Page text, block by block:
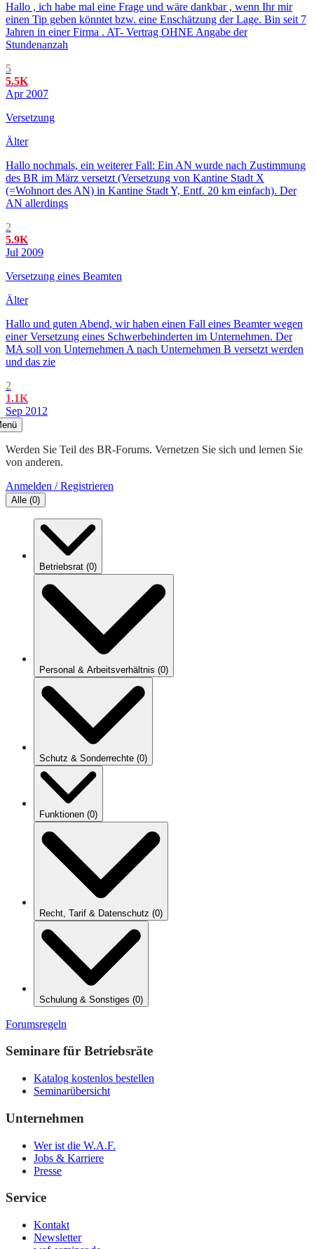
Hallo , ich habe mal eine Frage und wäre dankbar , wenn Ihr mir
einen Tip geben könntet bzw. eine Enschätzung der Lage. Bin seit 7
Jahren in einer Firma . AT- Vertrag OHNE Angabe der
Stundenanzah
5
5.5K
Apr 2007
Versetzung
Älter
Hallo nochmals, ein weiterer Fall: Ein AN wurde nach Zustimmung
des BR im März versetzt (Versetzung von Kantine Stadt X
(=Wohnort des AN) in Kantine Stadt Y, Entf. 20 km einfach). Der
AN allerdings
2
5.9K
Jul 2009
Versetzung eines Beamten
Älter
Hallo und guten Abend, wir haben einen Fall eines Beamter wegen
einer Versetzung eines Schwerbehinderten im Unternehmen. Der
MA soll von Unternehmen A nach Unternehmen B versetzt werden
und das zie
2
1.1K
Sep 2012
Werden Sie Teil des BR-Forums. Vernetzen Sie sich und lernen Sie
von anderen.
Anmelden / Registrieren
Alle (0)
Betriebsrat (0)
Personal & Arbeitsverhältnis (0)
Schutz & Sonderrechte (0)
Funktionen (0)
Recht, Tarif & Datenschutz (0)
Schulung & Sonstiges (0)
Forumsregeln
Seminare für Betriebsräte
Katalog kostenlos bestellen
Seminarübersicht
Unternehmen
Wer ist die W.A.F.
Jobs & Karriere
Presse
Service
Kontakt
Newsletter